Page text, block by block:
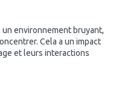
un environnement bruyant,
Cela a un impact
et leurs interactions